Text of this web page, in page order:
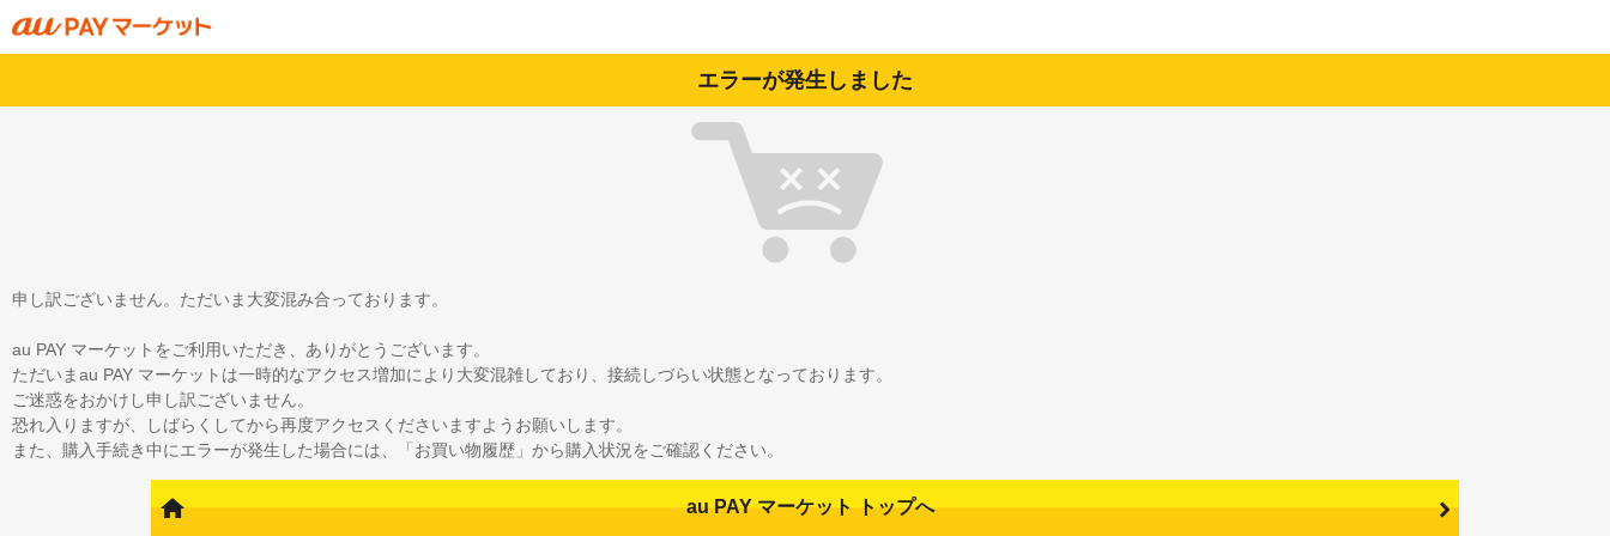
エラーが発生しました
申し訳ございません。ただいま大変混み合っております。
au PAY マーケットをご利用いただき、ありがとうございます。
ただいまau PAY マーケットは一時的なアクセス増加により大変混雑しており、接続しづらい状態となっております。
ご迷惑をおかけし申し訳ございません。
恐れ入りますが、しばらくしてから再度アクセスくださいますようお願いします。
また、購入手続き中にエラーが発生した場合には、「お買い物履歴」から購入状況をご確認ください。
au PAY マーケット トップへ